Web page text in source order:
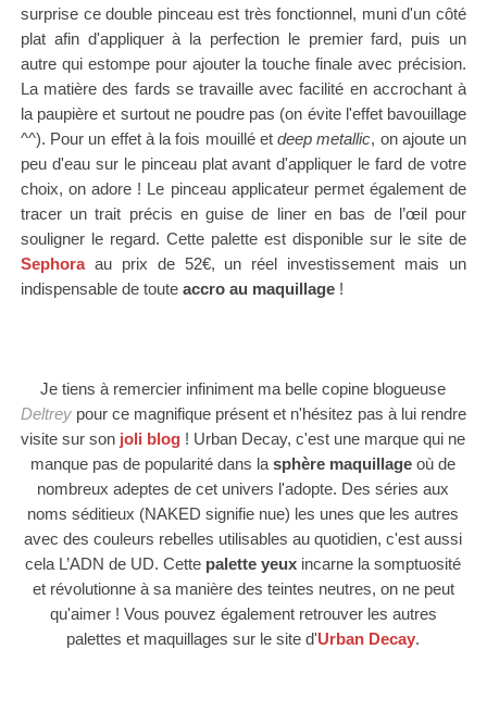
surprise ce double pinceau est très fonctionnel, muni d'un côté
plat afin d'appliquer à la perfection le premier fard, puis un
autre qui estompe pour ajouter la touche finale avec précision.
La matière des fards se travaille avec facilité en accrochant à
la paupière et surtout ne poudre pas (on évite l'effet bavouillage
^^). Pour un effet à la fois mouillé etdeep metallic, on ajoute un
peu d'eau sur le pinceau plat avant d'appliquer le fard de votre
choix, on adore ! Le pinceau applicateur permet également de
tracer un trait précis en guise de liner en bas de l’œil pour
souligner le regard. Cette palette est disponible sur le site de
Sephoraau prix de 52€, un réel investissement mais un
indispensable de toute accro au maquillage!
Je tiens à remercier infiniment ma belle copine blogueuse
Deltreypour ce magnifique présent et n'hésitez pas à lui rendre
visite sur son joli blog ! Urban Decay, c'est une marque qui ne
manque pas de popularité dans lasphère maquillage où de
nombreux adeptes de cet univers l'adopte. Des séries aux
noms séditieux (NAKED signifie nue) les unes que les autres
avec des couleurs rebelles utilisables au quotidien, c'est aussi
cela L’ADN de UD. Cette palette yeux incarne la somptuosité
et révolutionne à sa manière des teintes neutres, on ne peut
qu'aimer ! Vous pouvez également retrouver les autres
palettes et maquillages sur le site d'Urban Decay.